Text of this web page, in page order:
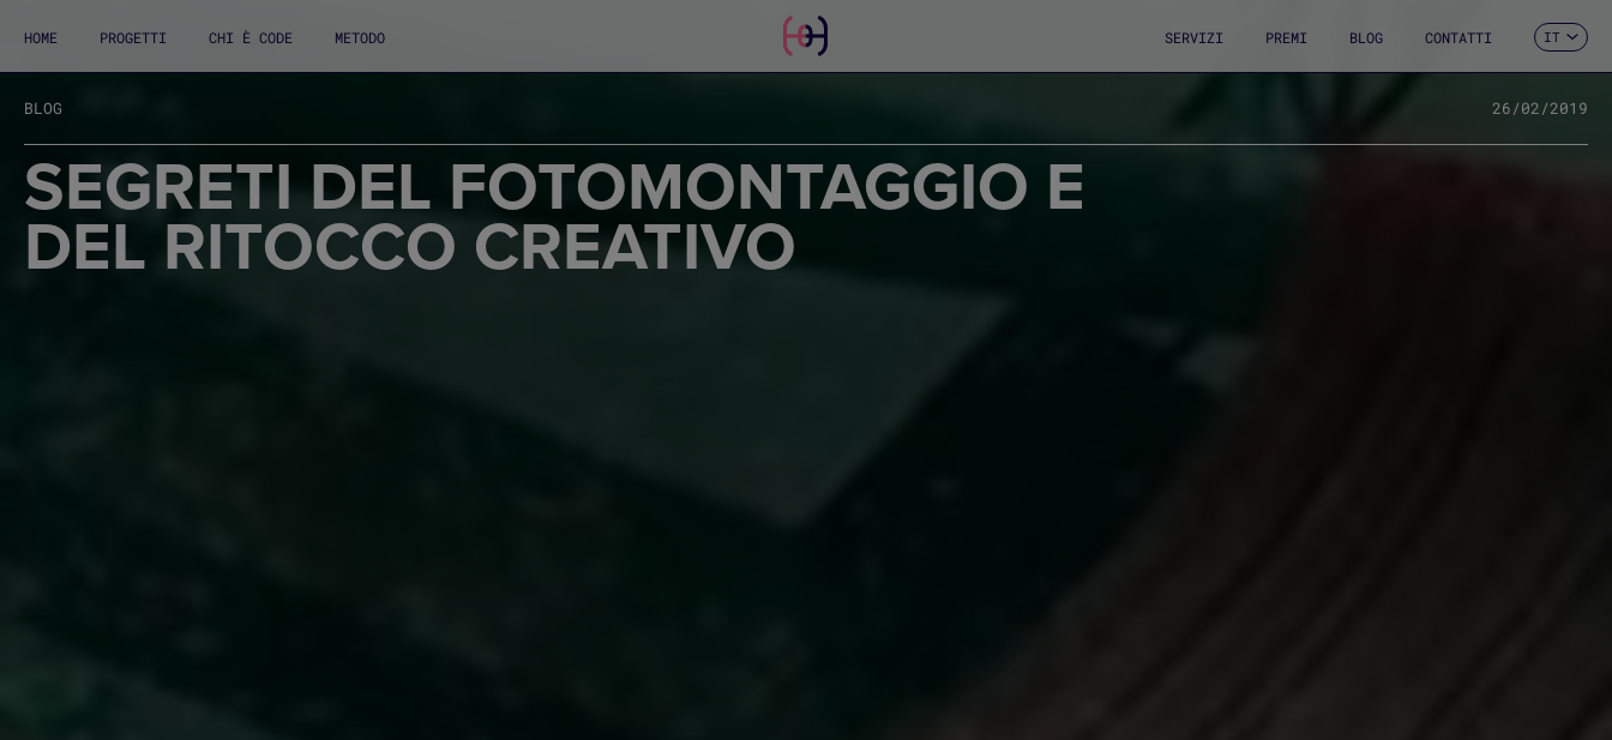
HOME PROGETTI CHI È CODE METODO SERVIZI PREMI BLOG CONTATTI
EN
DE
IT
BLOG 26/02/2019
SEGRETI DEL FOTOMONTAGGIO E
DEL RITOCCO CREATIVO